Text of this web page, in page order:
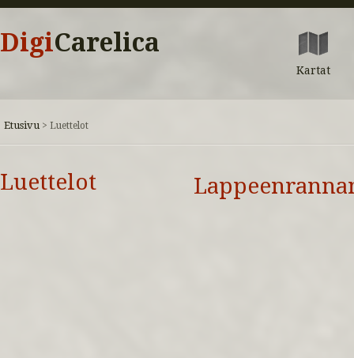
DigiCarelica
Kartat
Etusivu > Luettelot
Luettelot